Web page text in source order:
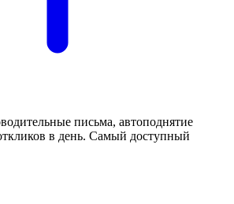
письма, автоподнятие
в день. Самый доступный